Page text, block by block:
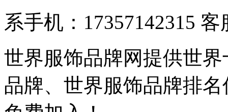
系手机：17357142315 客
世界服饰品牌网提供世
品牌、世界服饰品牌排